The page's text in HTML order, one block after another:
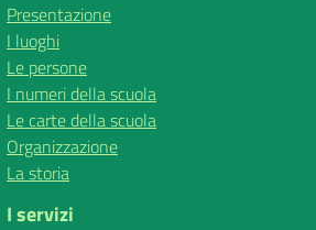
Presentazione
I luoghi
Le persone
I numeri della scuola
Le carte della scuola
Organizzazione
La storia
I servizi